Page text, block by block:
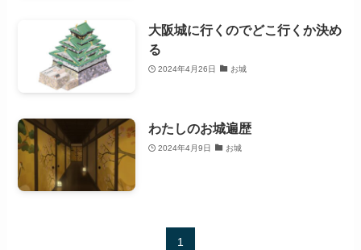
大阪城に行くのでどこ行くか決め
る
2024年4月26日 お城
わたしのお城遍歴
2024年4月9日 お城
1